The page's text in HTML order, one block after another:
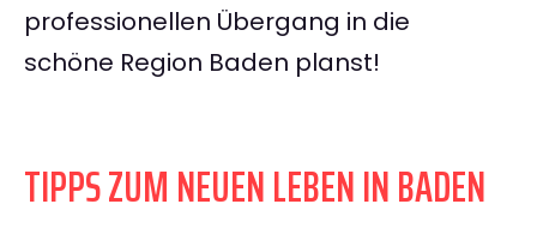
professionellen Übergang in die
schöne Region Baden planst!
TIPPS ZUM NEUEN LEBEN IN BADEN